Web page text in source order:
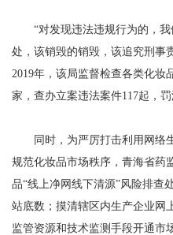
“对发现违法违规行为的，我
处，该销毁的销毁，该追究刑事
2019年，该局监督检查各类化妆
家，查办立案违法案件117起，
同时，为严厉打击利用网络
规范化妆品市场秩序，青海省药
品“线上净网线下清源”风险排查
站底数；摸清辖区内生产企业网
监管资源和技术监测手段开通市